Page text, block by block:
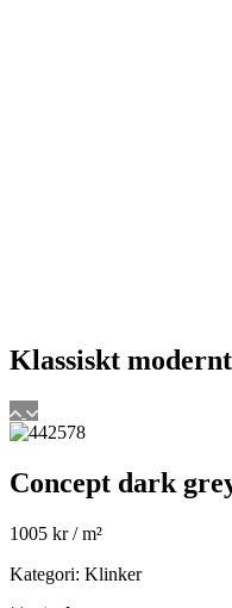
Klassiskt modernt
Concept dark
1005 kr/ m²
Kategori: Klinker